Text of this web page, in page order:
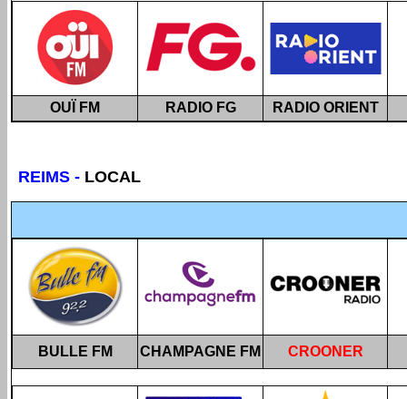
OUÏ FM RADIO FG RADIO ORIENT
REIMS - LOCAL
BULLE FM CHAMPAGNE FM CROONER